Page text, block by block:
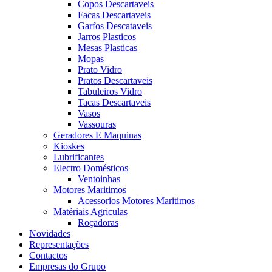
Copos Descartaveis
Facas Descartaveis
Garfos Descataveis
Jarros Plasticos
Mesas Plasticas
Mopas
Prato Vidro
Pratos Descartaveis
Tabuleiros Vidro
Tacas Descartaveis
Vasos
Vassouras
Geradores E Maquinas
Kioskes
Lubrificantes
Electro Domésticos
Ventoinhas
Motores Maritimos
Acessorios Motores Maritimos
Matériais Agriculas
Roçadoras
Novidades
Representações
Contactos
Empresas do Grupo